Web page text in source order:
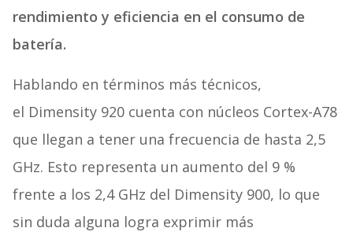
rendimiento y eficiencia en el consumo de
batería.
Hablando en términos más técnicos,
el Dimensity 920 cuenta con núcleos Cortex-A78
que llegan a tener una frecuencia de hasta 2,5
GHz. Esto representa un aumento del 9 %
frente a los 2,4 GHz del Dimensity 900, lo que
sin duda alguna logra exprimir más